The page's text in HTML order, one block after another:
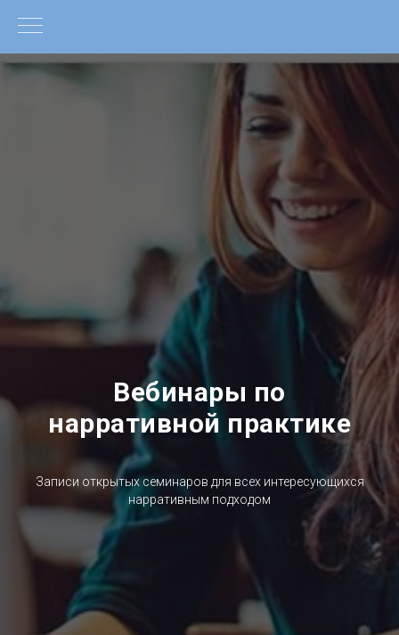
Вебинары по
нарративной практике
Записи открытых семинаров для всех интересующихся
нарративным подходом